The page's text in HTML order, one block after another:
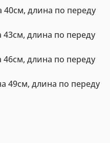
длина по переду
длина по переду
длина по переду
49см, длина по переду